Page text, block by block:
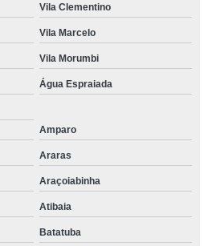
Vila Clementino
Vila Marcelo
Vila Morumbi
Água Espraiada
Amparo
Araras
Araçoiabinha
Atibaia
Batatuba